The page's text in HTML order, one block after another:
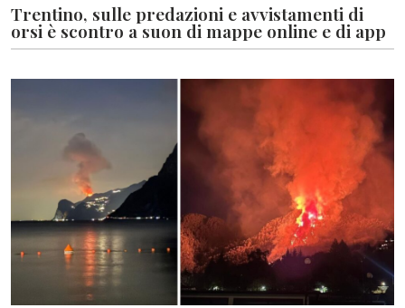
Trentino, sulle predazioni e avvistamenti di
orsi è scontro a suon di mappe online e di app